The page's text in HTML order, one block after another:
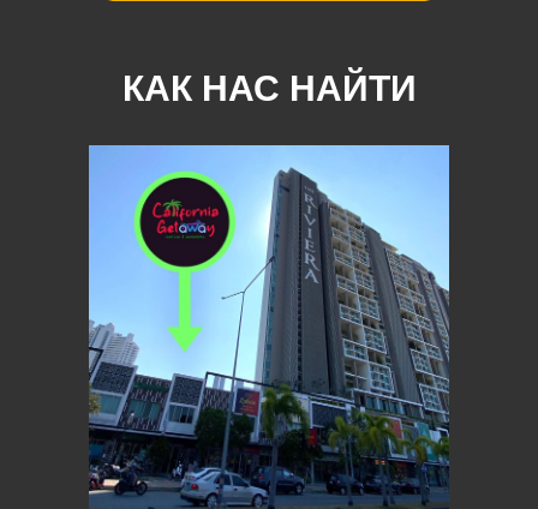
КАК НАС НАЙТИ